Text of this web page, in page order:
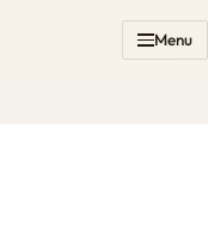
Menu